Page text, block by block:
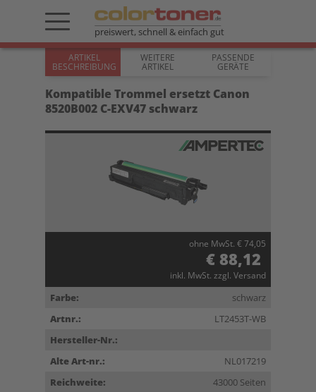
preiswert, schnell & einfach gut
ARTIKEL
BESCHREIBUNG
WEITERE
ARTIKEL
PASSENDE
GERÄTE
Kompatible Trommel ersetzt Canon
8520B002 C-EXV47 schwarz
ohne MwSt. € 74,05
€ 88,12
inkl. MwSt. zzgl. Versand
Farbe:
schwarz
Artnr.:
LT2453T-WB
Hersteller-Nr.:
Alte Art-nr.:
NL017219
Reichweite:
43000 Seiten